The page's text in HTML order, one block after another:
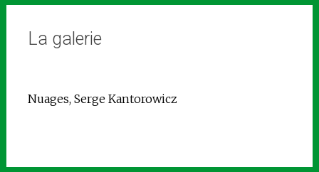
La galerie
Nuages, Serge Kantorowicz